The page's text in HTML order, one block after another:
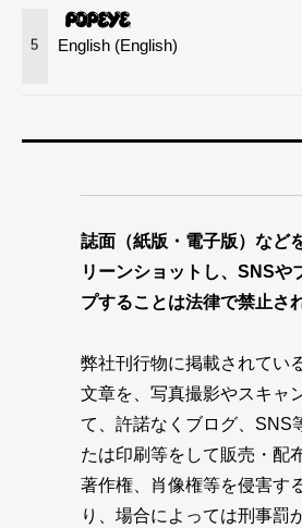
5 English (English)
誌面（紙版・電子版）など
リーンショットし、SNSや
プすることは法律で禁止さ
弊社刊行物に掲載されてい
文章を、写真撮影やスキャ
て、許諾なくブログ、SNS
たは印刷等をして販売・配
著作権、肖像権等を侵害す
り、場合によっては刑事罰